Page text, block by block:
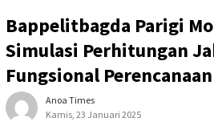
Bappelitbagda Parigi
Simulasi Perhitungan
Fungsional Perencanaan
Anoa Times
Kamis, 23 Januari 2025